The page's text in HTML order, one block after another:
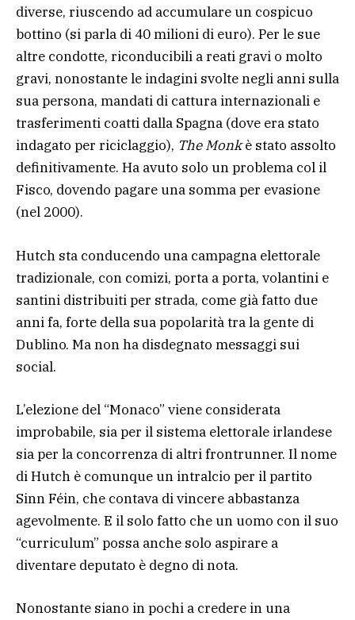
diverse, riuscendo ad accumulare un cospicuo
bottino (si parla di 40 milioni di euro). Per le sue
altre condotte, riconducibili a reati gravi o molto
gravi, nonostante le indagini svolte negli anni sulla
sua persona, mandati di cattura internazionali e
trasferimenti coatti dalla Spagna (dove era stato
indagato per riciclaggio), The Monkè stato assolto
definitivamente. Ha avuto solo un problema col il
Fisco, dovendo pagare una somma per evasione
(nel 2000).
Hutch sta conducendo una campagna elettorale
tradizionale, con comizi, porta a porta, volantini e
santini distribuiti per strada, come già fatto due
anni fa, forte della sua popolarità tra la gente di
Dublino. Ma non ha disdegnato messaggi sui
social.
L’elezione del “Monaco” viene considerata
improbabile, sia per il sistema elettorale irlandese
sia per la concorrenza di altri frontrunner. Il nome
di Hutch è comunque un intralcio per il partito
Sinn Féin, che contava di vincere abbastanza
agevolmente. E il solo fatto che un uomo con il suo
“curriculum” possa anche solo aspirare a
diventare deputato è degno di nota.
Nonostante siano in pochi a credere in una